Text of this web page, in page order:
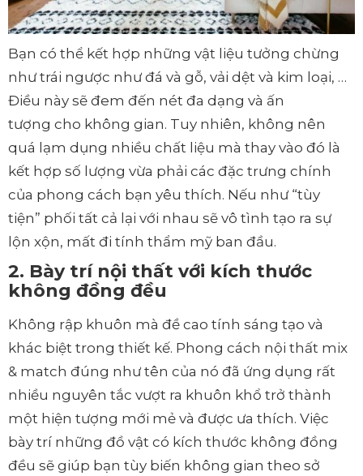
Bạn có thể kết hợp những vật liệu tưởng chừng
như trái ngược như đá và gỗ, vải dệt và kim loại, …
Điều này sẽ đem đến nét đa dạng và ấn
tượng cho không gian. Tuy nhiên, không nên
quá lạm dụng nhiều chất liệu mà thay vào đó là
kết hợp số lượng vừa phải các đặc trưng chính
của phong cách bạn yêu thích. Nếu như “tùy
tiện” phối tất cả lại với nhau sẽ vô tình tạo ra sự
lộn xộn, mất đi tính thẩm mỹ ban đầu.
2. Bày trí nội thất với kích thước
không đồng đều
Không rập khuôn mà đề cao tính sáng tạo và
khác biệt trong thiết kế. Phong cách nội thất mix
& match đúng như tên của nó đã ứng dụng rất
nhiều nguyên tắc vượt ra khuôn khổ trở thành
một hiện tượng mới mẻ và được ưa thích. Việc
bày trí những đồ vật có kích thước không đồng
đều sẽ giúp bạn tùy biến không gian theo sở